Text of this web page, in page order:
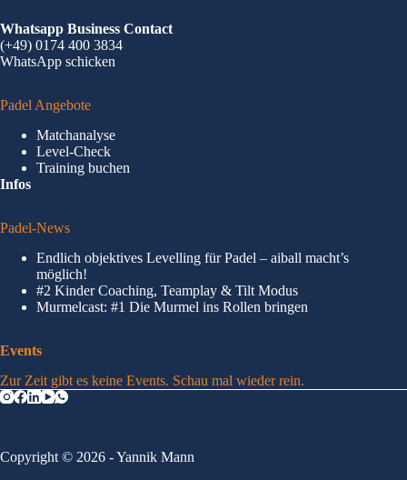
Whatsapp Business Contact
(+49) 0174 400 3834
WhatsApp schicken
Padel Angebote
Matchanalyse
Level-Check
Training buchen
Infos
Padel-News
Endlich objektives Levelling für Padel – aiball macht’s
möglich!
#2 Kinder Coaching, Teamplay & Tilt Modus
Murmelcast: #1 Die Murmel ins Rollen bringen
Events
Zur Zeit gibt es keine Events. Schau mal wieder rein.
Copyright © 2026 - Yannik Mann